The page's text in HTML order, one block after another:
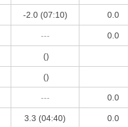
-2.0 (07:10) 0.0
--- 0.0
()
()
--- 0.0
3.3 (04:40) 0.0